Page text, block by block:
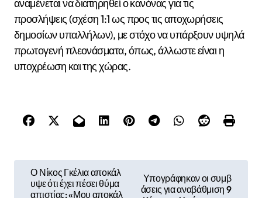
αναμένεται να διατηρηθεί ο κανόνας για τις
προσλήψεις (σχέση 1:1 ως προς τις αποχωρήσεις
δημοσίων υπαλλήλων), με στόχο να υπάρξουν υψηλά
πρωτογενή πλεονάσματα, όπως, άλλωστε είναι η
υποχρέωση και της χώρας.
Ο Νίκος Γκέλια αποκάλ
υψε ότι έχει πέσει θύμα
απιστίας: «Μου αποκάλ
Υπογράφηκαν οι συμβ
άσεις για αναβάθμιση 9